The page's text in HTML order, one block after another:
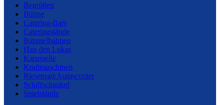
Begrüßen
Bühne
Catering-Bars
Cateringstände
Bimmelbahnen
Hau den Lukas
Karusselle
Kraftmaschinen
Riesenrad/Autoscooter
Schiffschaukel
Spielstände